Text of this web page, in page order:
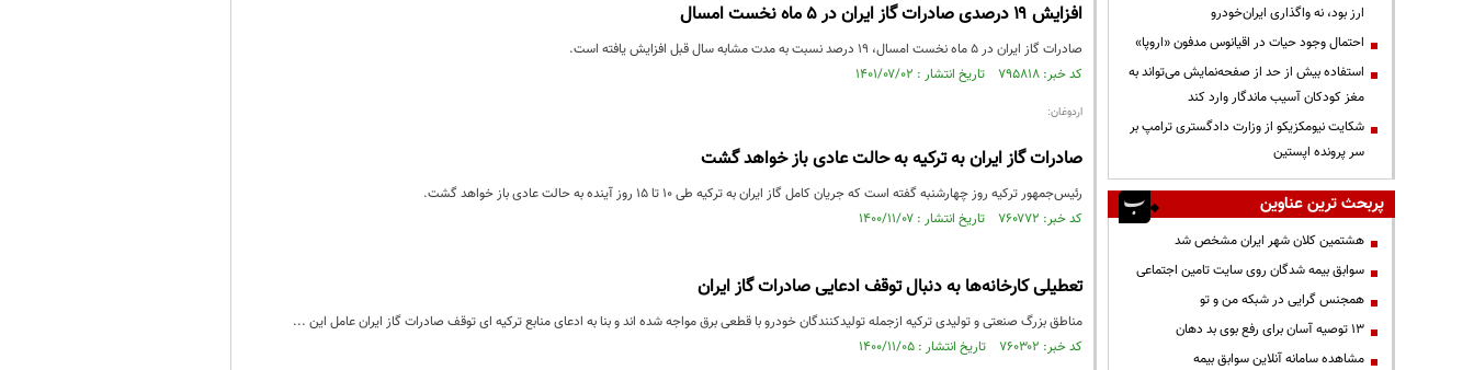
افزایش ۱۹ درصدی صادرات گاز ایران در ۵ ماه نخست امسال
صادرات گاز ایران در ۵ ماه نخست امسال، ۱۹ درصد نسبت به مدت مشابه سال قبل افزایش یافته است.
کد خبر: ۷۹۵۸۱۸ تاریخ انتشار : ۱۴۰۱/۰۷/۰۲
اردوغان:
صادرات گاز ایران به ترکیه به حالت عادی باز خواهد گشت
رئیس‌جمهور ترکیه روز چهارشنبه گفته است که جریان کامل گاز ایران به ترکیه طی ۱۰ تا ۱۵ روز آینده به حالت عادی باز خواهد گشت.
کد خبر: ۷۶۰۷۷۲ تاریخ انتشار : ۱۴۰۰/۱۱/۰۷
تعطیلی کارخانه‌ها به‌ دنبال توقف ادعایی صادرات گاز ایران
مناطق بزرگ صنعتی و تولیدی ترکیه ازجمله تولیدکنندگان خودرو با قطعی برق مواجه شده اند و بنا به ادعای منابع ترکیه ای توقف صادرات گاز ایران عامل این ...
کد خبر: ۷۶۰۳۰۲ تاریخ انتشار : ۱۴۰۰/۱۱/۰۵
ارز بود، نه واگذاری ایران‌خودرو
احتمال وجود حیات در اقیانوس مدفون «اروپا»
استفاده بیش از حد از صفحه‌نمایش می‌تواند به
مغز کودکان آسیب ماندگار وارد کند
شکایت نیومکزیکو از وزارت دادگستری ترامپ بر
سر پرونده اپستین
پربحث ترین عناوین
هشتمین کلان شهر ایران مشخص شد
سوابق بیمه شدگان روی سایت تامین اجتماعی
همجنس گرایی در شبکه من و تو
13 توصیه آسان برای رفع بوی بد دهان
مشاهده سامانه آنلاين سوابق بیمه